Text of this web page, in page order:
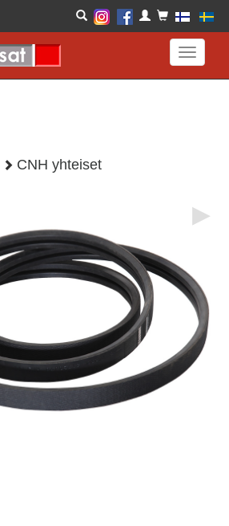
Toggle
CNH yhteiset
▶